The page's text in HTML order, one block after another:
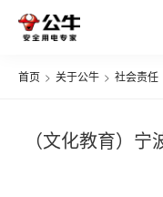
首页 > 关于公牛 > 社会责任
（文化教育）